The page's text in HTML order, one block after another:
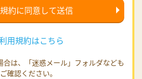
用規約はこちら
は、「迷惑メール」フォルダなども
ご確認ください。